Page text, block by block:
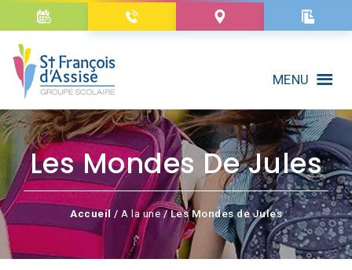
MENU
Les Mondes De Jules
Accueil / A la une/ Les Mondes de Jules